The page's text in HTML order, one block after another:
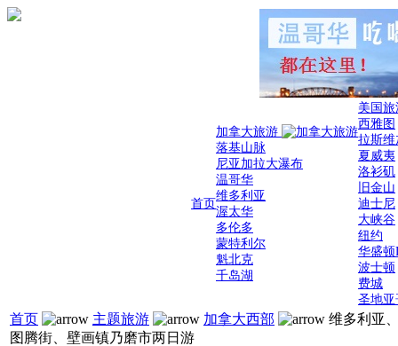
首页
加拿大旅游
落基山脉
尼亚加拉大瀑布
温哥华
维多利亚
渥太华
多伦多
蒙特利尔
魁北克
千岛湖
美国
西雅图
拉斯维
夏威夷
洛衫矶
旧金山
迪士尼
大峡谷
纽约
华盛顿
波士顿
费城
圣地亚
首页 主题旅游 加拿大西部
维多利亚
图腾街、壁画镇乃磨市两日游